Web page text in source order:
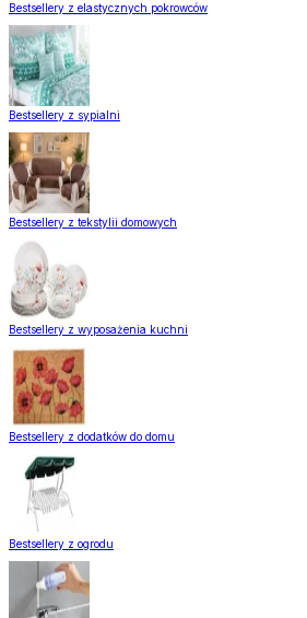
Bestsellery z elastycznych pokrowców
Bestsellery z sypialni
Bestsellery z tekstylii domowych
Bestsellery z wyposażenia kuchni
Bestsellery z dodatków do domu
Bestsellery z ogrodu